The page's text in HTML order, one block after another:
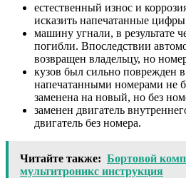
естественный износ и
исказить напечатанные
машину угнали, в результате
погибли. Впоследствии
возвращен владельцу, но
кузов был сильно поврежден
напечатанными номерами не
заменена на новый, но без
заменен двигатель
двигатель без номера.
Читайте также: Бортовой
мультитроникс инструкция